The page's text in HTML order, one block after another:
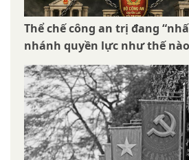
Thể chế công an trị đang
nhánh quyền lực như thế